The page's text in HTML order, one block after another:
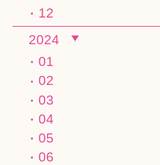
12
2024
01
02
03
04
05
06